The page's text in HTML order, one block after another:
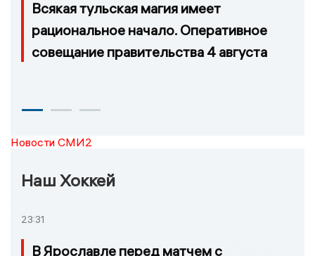
Всякая тульская магия имеет
рациональное начало. Оперативное
совещание правительства 4 августа
Новости СМИ2
Наш Хоккей
23:31
В Ярославле перед матчем с